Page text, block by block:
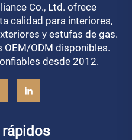
Co., Ltd. ofrece
calidad para interiores,
y estufas de gas.
OEM/ODM disponibles.
desde 2012.
rápidos